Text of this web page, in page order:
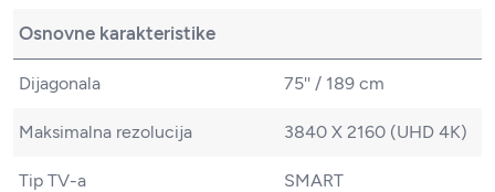
Osnovne karakteristike
Dijagonala 75'' / 189 cm
Maksimalna rezolucija 3840 X 2160 (UHD 4K)
Tip TV-a SMART